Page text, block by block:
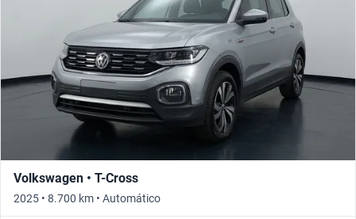
Volkswagen • T-Cross
2025 • 8.700 km • Automático